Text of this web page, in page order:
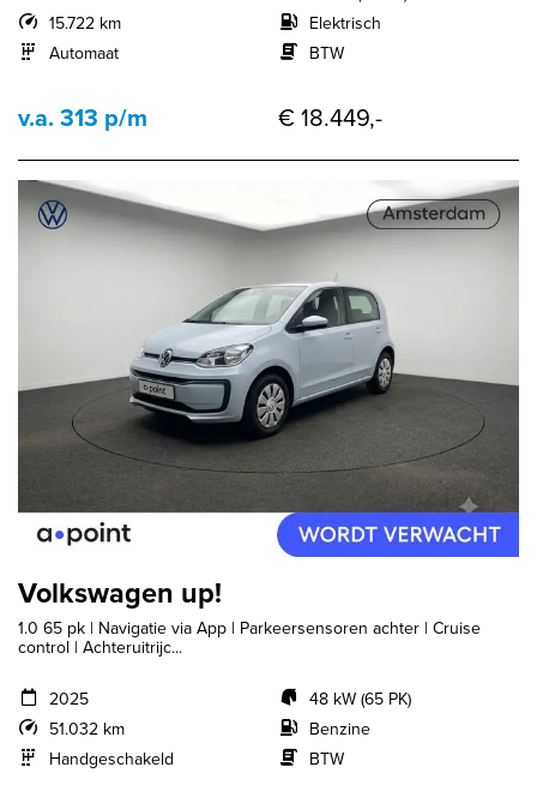
15.722 km
Automaat
Elektrisch
BTW
v.a. 313 p/m € 18.449,-
Volkswagen up!
1.0 65 pk | Navigatie via App | Parkeersensoren achter | Cruise
control | Achteruitrijc...
2025
51.032 km
Handgeschakeld
48 kW (65 PK)
Benzine
BTW